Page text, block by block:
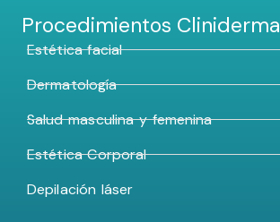
Procedimientos Cliniderma
Estética facial
Dermatología
Salud masculina y femenina
Estética Corporal
Depilación láser